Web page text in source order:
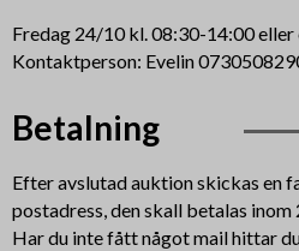
Fredag 24/10 kl. 08:30-14:00
Kontaktperson: Evelin
Betalning
Efter avslutad auktion skickas en
postadress, den skall betalas inom
Har du inte fått något mail hittar